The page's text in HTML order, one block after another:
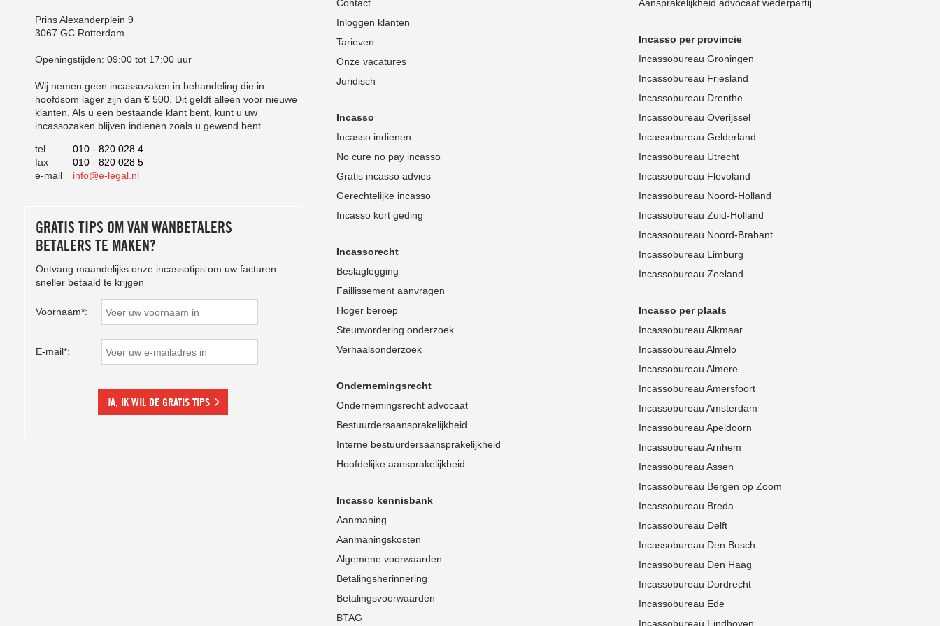
Prins Alexanderplein 9
3067 GC Rotterdam
Openingstijden: 09:00 tot 17:00 uur
Wij nemen geen incassozaken in behandeling die in
hoofdsom lager zijn dan € 500. Dit geldt alleen voor nieuwe
klanten. Als u een bestaande klant bent, kunt u uw
incassozaken blijven indienen zoals u gewend bent.
tel
010 - 820 028 4
fax
010 - 820 028 5
e-mail
info@e-legal.nl
GRATIS TIPS OM VAN WANBETALERS
BETALERS TE MAKEN?
Ontvang maandelijks onze incassotips om uw facturen
sneller betaald te krijgen
Voornaam*:
E-mail*:
JA, IK WIL DE GRATIS TIPS
Contact
Inloggen klanten
Tarieven
Onze vacatures
Juridisch
Incasso
Incasso indienen
No cure no pay incasso
Gratis incasso advies
Gerechtelijke incasso
Incasso kort geding
Incassorecht
Beslaglegging
Faillissement aanvragen
Hoger beroep
Steunvordering onderzoek
Verhaalsonderzoek
Ondernemingsrecht
Ondernemingsrecht advocaat
Bestuurdersaansprakelijkheid
Interne bestuurdersaansprakelijkheid
Hoofdelijke aansprakelijkheid
Incasso kennisbank
Aanmaning
Aanmaningskosten
Algemene voorwaarden
Betalingsherinnering
Betalingsvoorwaarden
BTAG
Aansprakelijkheid advocaat wederpartij
Incasso per provincie
Incassobureau Groningen
Incassobureau Friesland
Incassobureau Drenthe
Incassobureau Overijssel
Incassobureau Gelderland
Incassobureau Utrecht
Incassobureau Flevoland
Incassobureau Noord-Holland
Incassobureau Zuid-Holland
Incassobureau Noord-Brabant
Incassobureau Limburg
Incassobureau Zeeland
Incasso per plaats
Incassobureau Alkmaar
Incassobureau Almelo
Incassobureau Almere
Incassobureau Amersfoort
Incassobureau Amsterdam
Incassobureau Apeldoorn
Incassobureau Arnhem
Incassobureau Assen
Incassobureau Bergen op Zoom
Incassobureau Breda
Incassobureau Delft
Incassobureau Den Bosch
Incassobureau Den Haag
Incassobureau Dordrecht
Incassobureau Ede
Incassobureau Eindhoven